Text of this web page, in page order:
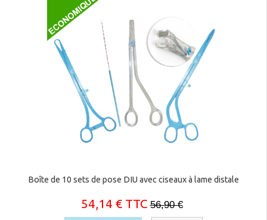
Boîte de 10 sets de pose DIU avec ciseaux à lame distale
54,14 € TTC 56,90 €